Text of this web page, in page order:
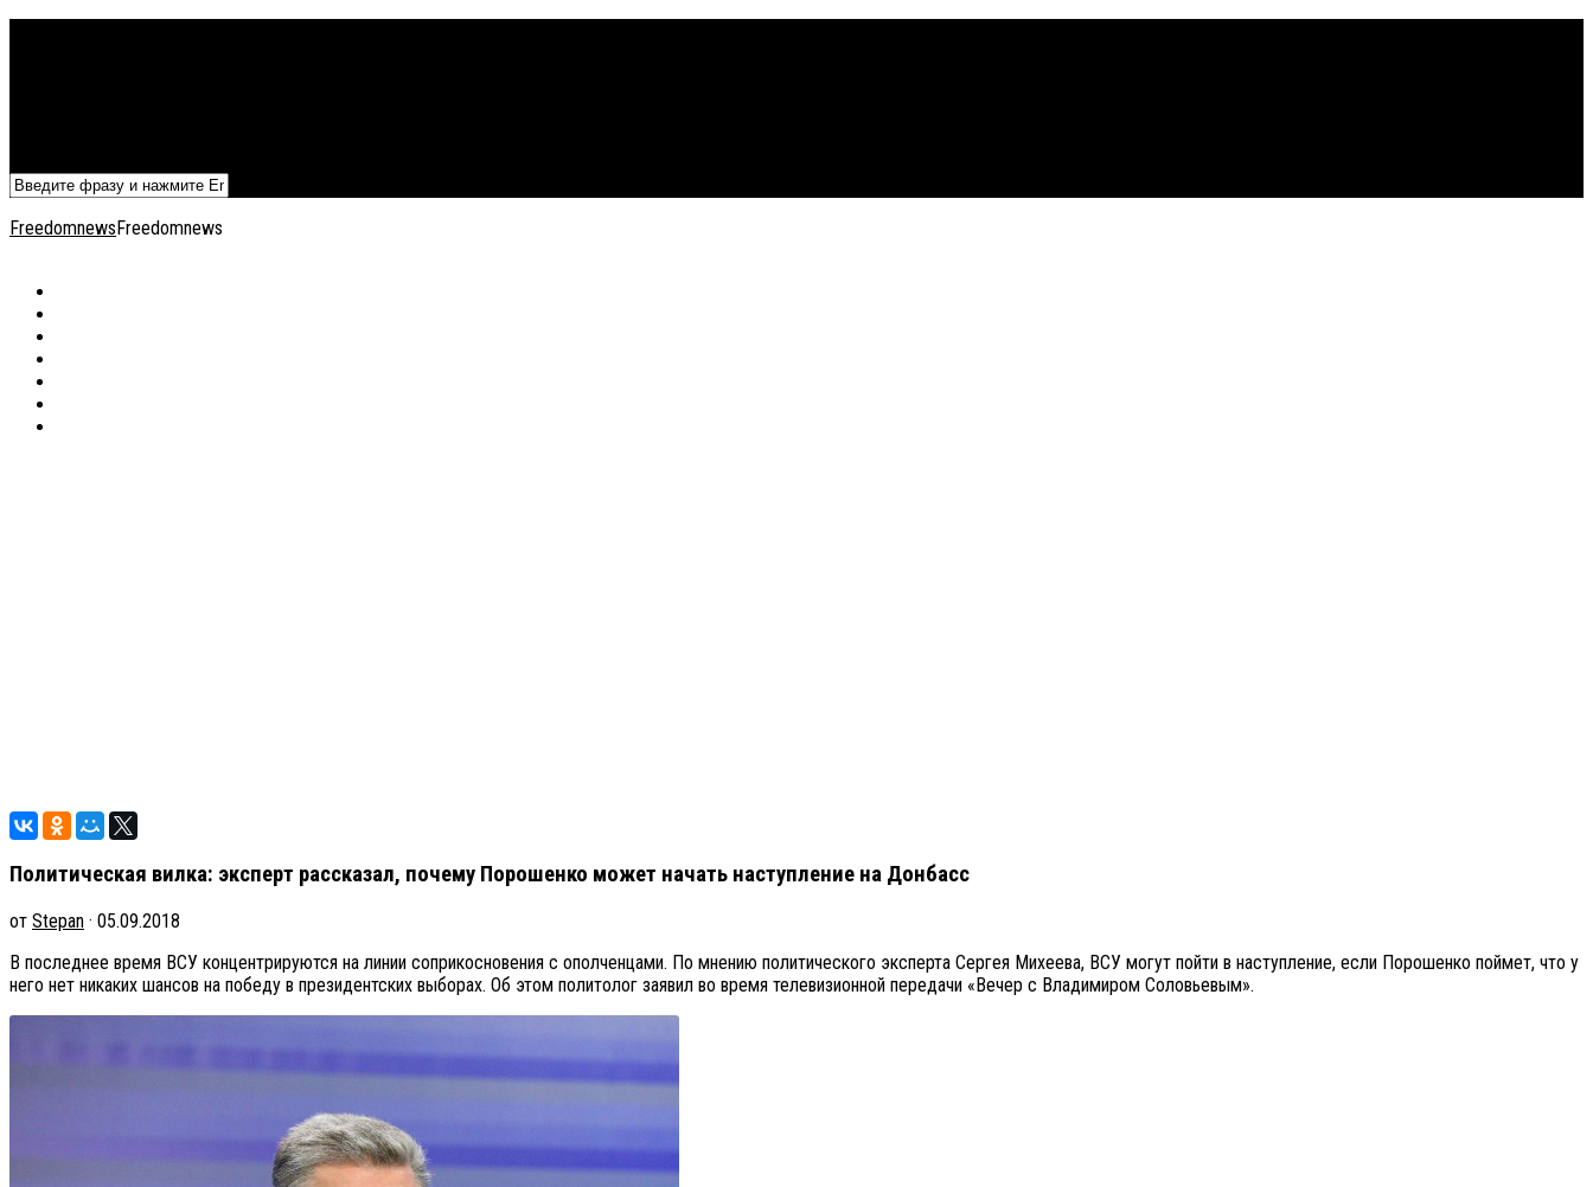
FreedomnewsFreedomnews
Политическая вилка: эксперт рассказал, почему Порошенко может начать наступление на Донбасс
от Stepan · 05.09.2018
В последнее время ВСУ концентрируются на линии соприкосновения с ополченцами. По мнению политического эксперта Сергея Михеева, ВСУ могут пойти в наступление, если Порошенко поймет, что у
него нет никаких шансов на победу в президентских выборах. Об этом политолог заявил во время телевизионной передачи «Вечер с Владимиром Соловьевым».